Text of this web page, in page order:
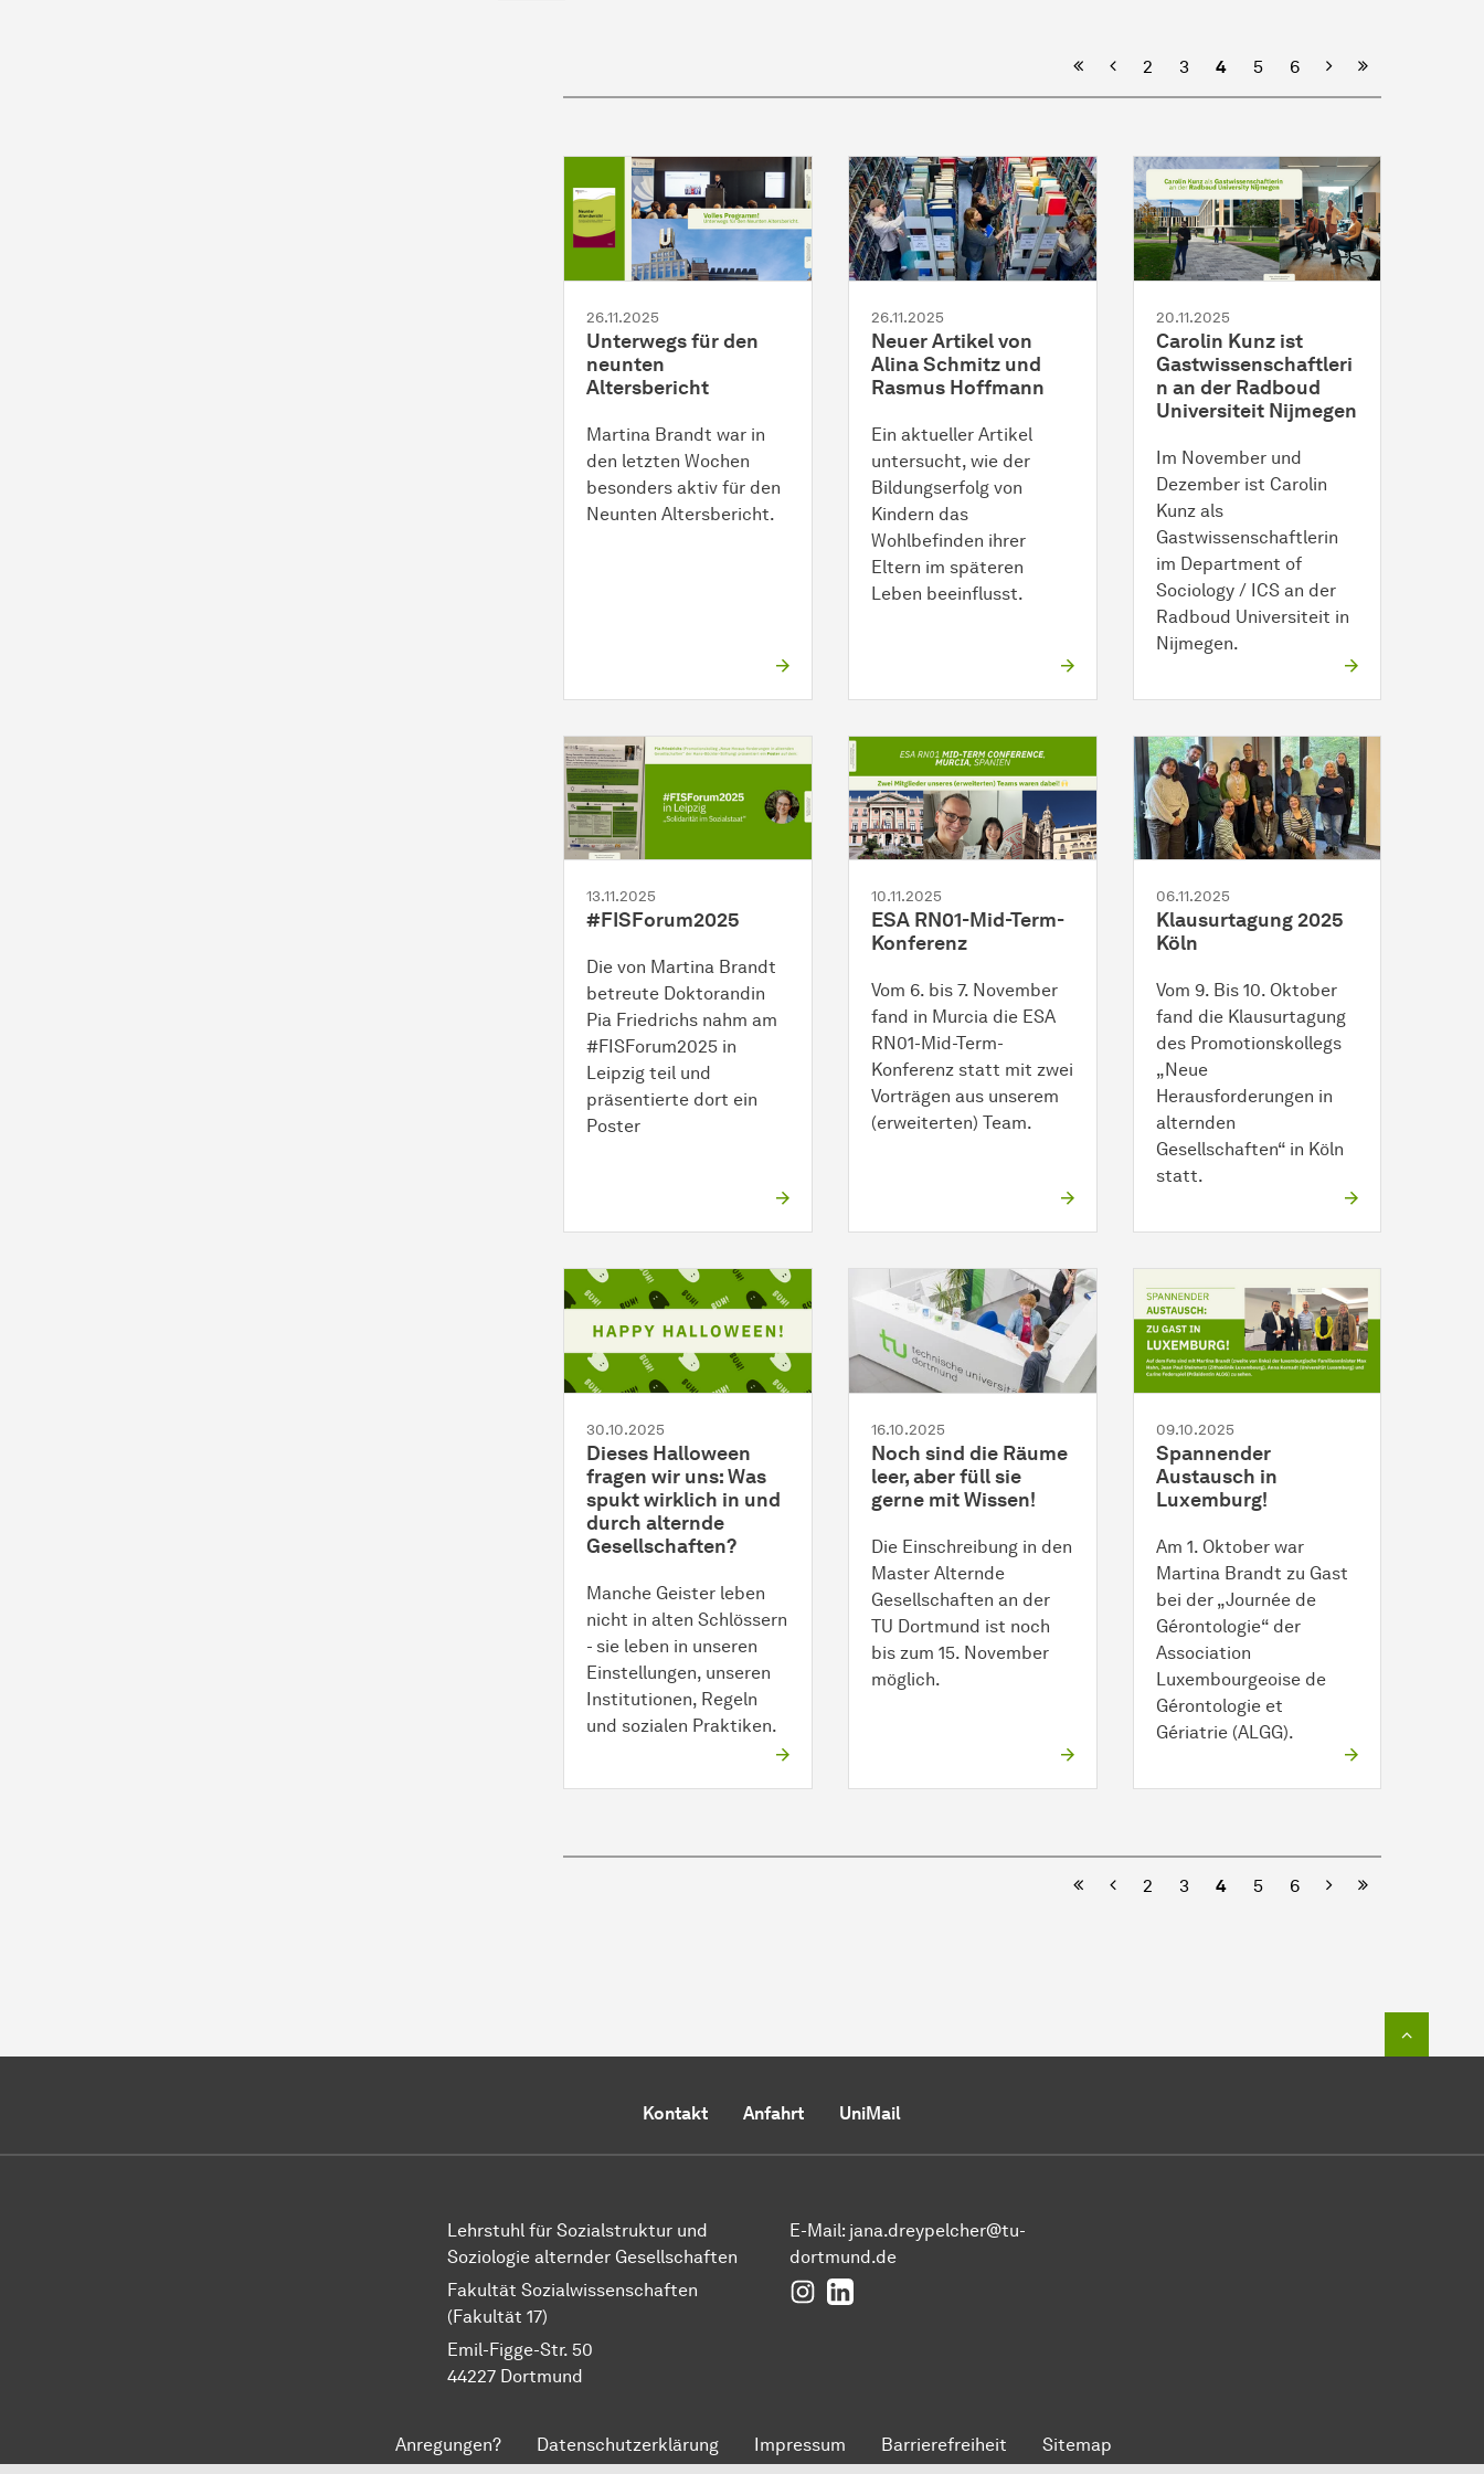
Vorherige
2 3 4 5 6 Nächste
26.11.2025
Unterwegs für den
neunten
Altersbericht
Martina Brandt war in
den letzten Wochen
besonders aktiv für den
Neunten Altersbericht.
26.11.2025
Neuer Artikel von
Alina Schmitz und
Rasmus Hoffmann
Ein aktueller Artikel
untersucht, wie der
Bildungserfolg von
Kindern das
Wohlbefinden ihrer
Eltern im späteren
Leben beeinflusst.
20.11.2025
Carolin Kunz ist
Gastwissenschaftleri
n an der Radboud
Universiteit Nijmegen
Im November und
Dezember ist Carolin
Kunz als
Gastwissenschaftlerin
im Department of
Sociology / ICS an der
Radboud Universiteit in
Nijmegen.
13.11.2025
#FISForum2025
Die von Martina Brandt
betreute Doktorandin
Pia Friedrichs nahm am
#FISForum2025 in
Leipzig teil und
präsentierte dort ein
Poster
10.11.2025
ESA RN01-Mid-Term-
Konferenz
Vom 6. bis 7. November
fand in Murcia die ESA
RN01-Mid-Term-
Konferenz statt mit zwei
Vorträgen aus unserem
(erweiterten) Team.
06.11.2025
Klausurtagung 2025
Köln
Vom 9. Bis 10. Oktober
fand die Klausurtagung
des Promotionskollegs
„Neue
Herausforderungen in
alternden
Gesellschaften“ in Köln
statt.
30.10.2025
Dieses Halloween
fragen wir uns: Was
spukt wirklich in und
durch alternde
Gesellschaften?
Manche Geister leben
nicht in alten Schlössern
- sie leben in unseren
Einstellungen, unseren
Institutionen, Regeln
und sozialen Praktiken.
16.10.2025
Noch sind die Räume
leer, aber füll sie
gerne mit Wissen!
Die Einschreibung in den
Master Alternde
Gesellschaften an der
TU Dortmund ist noch
bis zum 15. November
möglich.
09.10.2025
Spannender
Austausch in
Luxemburg!
Am 1. Oktober war
Martina Brandt zu Gast
bei der „Journée de
Gérontologie“ der
Association
Luxembourgeoise de
Gérontologie et
Gériatrie (ALGG).
Vorherige
2 3 4 5 6 Nächste
Kontakt Anfahrt UniMail
Lehrstuhl für Sozialstruktur und
Soziologie alternder Gesellschaften
Fakultät Sozialwissenschaften
(Fakultät 17)
Emil-Figge-Str. 50
44227 Dortmund
E-Mail: jana.dreypelcher@tu-
dortmund.de
Instagram
LinkedIn
Anregungen? Datenschutzerklärung Impressum Barrierefreiheit
Sitemap